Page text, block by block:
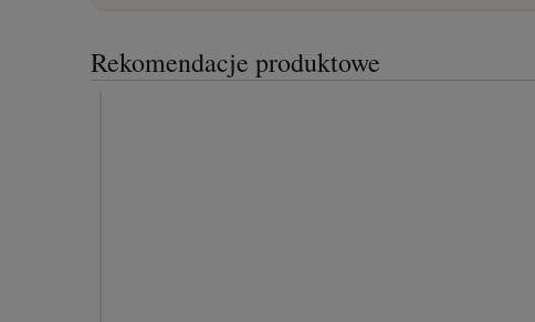
Rekomendacje produktowe